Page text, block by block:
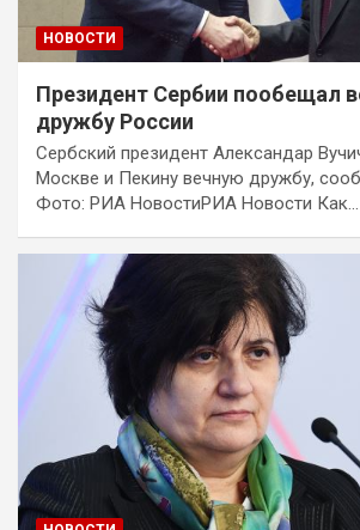
НОВОСТИ
Президент Сербии пообещал
дружбу России
Сербский президент Александар
Москве и Пекину вечную дружбу,
Фото: РИА НовостиРИА Новости Как…